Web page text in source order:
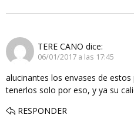
TERE CANO dice:
06/01/2017 a las 17:45
alucinantes los envases de
tenerlos solo por eso, y ya su
RESPONDER